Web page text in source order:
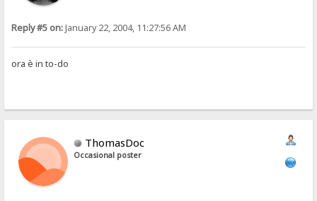
Reply #5 on:January 22, 2004, 11:27:56 AM
ora è in to-do
ThomasDoc
Occasional poster